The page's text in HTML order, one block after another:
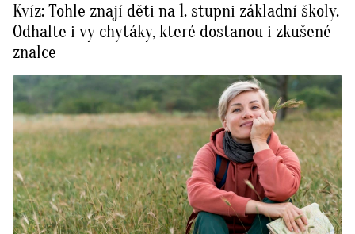
Kvíz: Tohle znají děti na 1. stupni základní školy.
Odhalte i vy chytáky, které dostanou i zkušené
znalce